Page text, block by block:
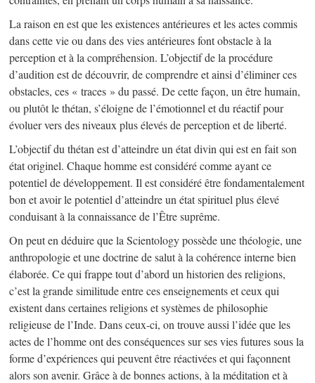
La raison en est que les existences antérieures et les actes commis
dans cette vie ou dans des vies antérieures font obstacle à la
perception et à la compréhension. L’objectif de la procédure
d’audition est de découvrir, de comprendre et ainsi d’éliminer ces
obstacles, ces « traces » du passé. De cette façon, un être humain,
ou plutôt le thétan, s’éloigne de l’émotionnel et du réactif pour
évoluer vers des niveaux plus élevés de perception et de liberté.
L’objectif du thétan est d’atteindre un état divin qui est en fait son
état originel. Chaque homme est considéré comme ayant ce
potentiel de développement. Il est considéré être fondamentalement
bon et avoir le potentiel d’atteindre un état spirituel plus élevé
conduisant à la connaissance de l’Être suprême.
On peut en déduire que la Scientology possède une théologie, une
anthropologie et une doctrine de salut à la cohérence interne bien
élaborée. Ce qui frappe tout d’abord un historien des religions,
c’est la grande similitude entre ces enseignements et ceux qui
existent dans certaines religions et systèmes de philosophie
religieuse de l’Inde. Dans ceux-ci, on trouve aussi l’idée que les
actes de l’homme ont des conséquences sur ses vies futures sous la
forme d’expériences qui peuvent être réactivées et qui façonnent
alors son avenir. Grâce à de bonnes actions, à la méditation et à